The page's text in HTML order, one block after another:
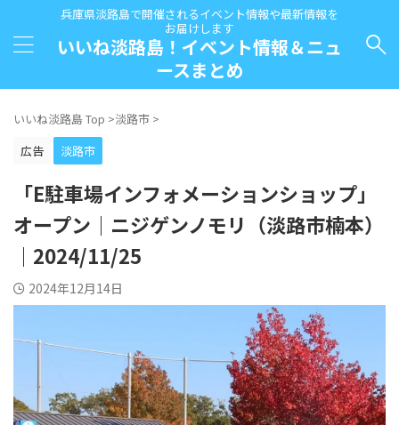
兵庫県淡路島で開催されるイベント情報や最新情報を
お届けします
いいね淡路島！イベント情報＆ニュ
ースまとめ
いいね淡路島 Top >淡路市 >
広告
淡路市
「E駐車場インフォメーションショップ」
オープン｜ニジゲンノモリ（淡路市楠本）
｜2024/11/25
2024年12月14日